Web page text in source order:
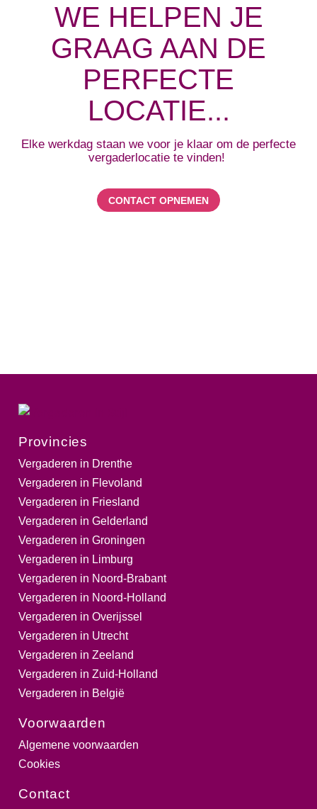
WE HELPEN JE
GRAAG AAN DE
PERFECTE
LOCATIE...
Elke werkdag staan we voor je klaar om de perfecte
vergaderlocatie te vinden!
CONTACT OPNEMEN
Provincies
Vergaderen in Drenthe
Vergaderen in Flevoland
Vergaderen in Friesland
Vergaderen in Gelderland
Vergaderen in Groningen
Vergaderen in Limburg
Vergaderen in Noord-Brabant
Vergaderen in Noord-Holland
Vergaderen in Overijssel
Vergaderen in Utrecht
Vergaderen in Zeeland
Vergaderen in Zuid-Holland
Vergaderen in België
Voorwaarden
Algemene voorwaarden
Cookies
Contact